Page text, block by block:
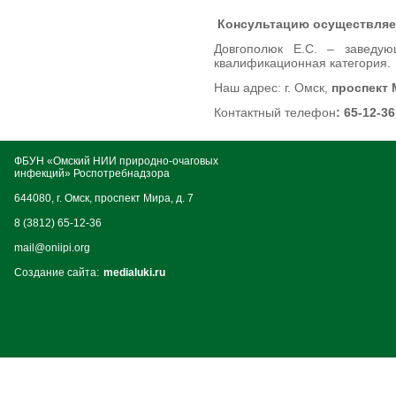
Консультацию
Довгополюк Е.С. –
квалификационная категория.
Наш адрес: г. Омск, проспект
Контактный телефон: 65-12-36
ФБУН «Омский НИИ природно-очаговых
инфекций» Роспотребнадзора
644080, г. Омск, проспект Мира, д. 7
8 (3812) 65-12-36
mail@oniipi.org
Создание сайта: medialuki.ru